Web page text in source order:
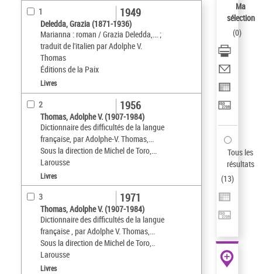
1
Deledda, Grazia (1871-1936)
Marianna : roman / Grazia Deledda,... ;
traduit de l'italien par Adolphe V.
Thomas
Éditions de la Paix
1949
Livres
2
Thomas, Adolphe V. (1907-1984)
Dictionnaire des difficultés de la langue
française, par Adolphe-V. Thomas,...
Sous la direction de Michel de Toro,...
Larousse
1956
Livres
3
Thomas, Adolphe V. (1907-1984)
Dictionnaire des difficultés de la langue
française , par Adolphe V. Thomas,...
Sous la direction de Michel de Toro,..
Larousse
1971
Livres
Ma
sélection
(0)
Tous les
résultats
(13)